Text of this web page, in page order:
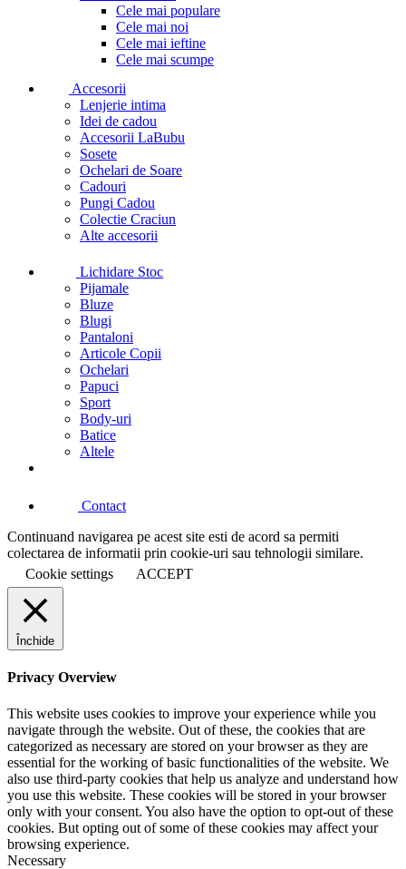
Cele mai populare
Cele mai noi
Cele mai ieftine
Cele mai scumpe
Accesorii
Lenjerie intima
Idei de cadou
Accesorii LaBubu
Sosete
Ochelari de Soare
Cadouri
Pungi Cadou
Colectie Craciun
Alte accesorii
Lichidare Stoc
Pijamale
Bluze
Blugi
Pantaloni
Articole Copii
Ochelari
Papuci
Sport
Body-uri
Batice
Altele
Contact
Continuand navigarea pe acest site esti de acord sa permiti
colectarea de informatii prin cookie-uri sau tehnologii similare.
Cookie settings
ACCEPT
Închide
Privacy Overview
This website uses cookies to improve your experience while you
navigate through the website. Out of these, the cookies that are
categorized as necessary are stored on your browser as they are
essential for the working of basic functionalities of the website. We
also use third-party cookies that help us analyze and understand how
you use this website. These cookies will be stored in your browser
only with your consent. You also have the option to opt-out of these
cookies. But opting out of some of these cookies may affect your
browsing experience.
Necessary